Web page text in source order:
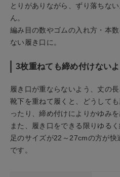
とりがありながら、ずり落ちな
ん。
編み目の数やゴムの入れ方・本
ない履き口に。
3枚重ねても締め付けない
履き口が重ならないよう、丈の長
靴下を重ねて履くと、どうして
ったり、締め付けによりかゆみを
また、履き口をできる限りゆるく
足のサイズが22～27cmの方が
です。